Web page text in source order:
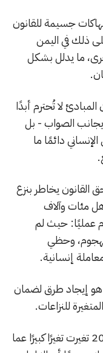
جسيمة للقانون
ذلك في اليمن
ما يدلل بشكل
لا تُحترم أبدًا
يجانب الصواب - بل
دائمًا ما
القانون يخاطر بنزع
مئات وآلاف
عمليًا: حيث لم
وحظي
إنسانية.
هو إيجاد طرق لضمان
للنزاعات.
صحيح بطبيعة الحال أن الحروب في 2019 تغيرت تغيرًا كبيرًا عما